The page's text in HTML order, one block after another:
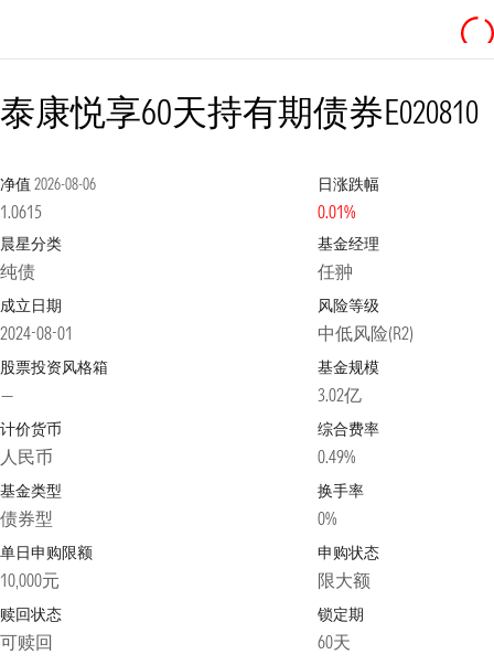
泰康悦享60天持有期债券E020810
净值 2026-08-06
1.0615
日涨跌幅
0.01%
晨星分类
纯债
基金经理
任翀
成立日期
2024-08-01
风险等级
中低风险(R2)
股票投资风格箱
—
基金规模
3.02亿
计价货币
人民币
综合费率
0.49%
基金类型
债券型
换手率
0%
单日申购限额
10,000元
申购状态
限大额
赎回状态
可赎回
锁定期
60天